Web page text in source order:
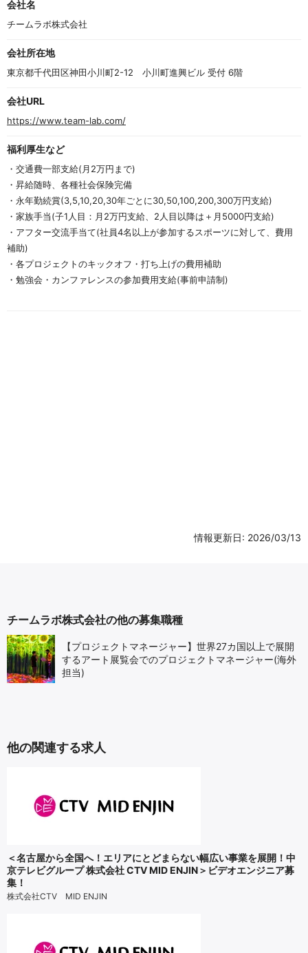
f会社名
チームラボ株式会社
会社所在地
東京都千代田区神田小川町2-12　小川町進興ビル 受付 6階
会社URL
https://www.team-lab.com/
福利厚生など
・交通費一部支給(月2万円まで)
・昇給随時、各種社会保険完備
・永年勤続賞(3,5,10,20,30年ごとに30,50,100,200,300万円支給)
・家族手当(子1人目：月2万円支給、2人目以降は＋月5000円支給)
・アフター交流手当て(社員4名以上が参加するスポーツに対して、費用
補助)
・各プロジェクトのキックオフ・打ち上げの費用補助
・勉強会・カンファレンスの参加費用支給(事前申請制)
情報更新日: 2026/03/13
チームラボ株式会社の他の募集職種
【プロジェクトマネージャー】世界27カ国以上で展開
するアート展覧会でのプロジェクトマネージャー(海外
担当)
他の関連する求人
＜名古屋から全国へ！エリアにとどまらない幅広い事業を展開！中
京テレビグループ 株式会社 CTV MID ENJIN＞ビデオエンジニア募
集！
株式会社CTV MID ENJIN